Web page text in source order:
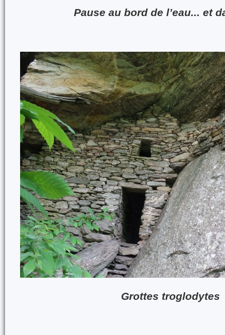
Pause au bord de l’eau... et
Grottes troglodytes